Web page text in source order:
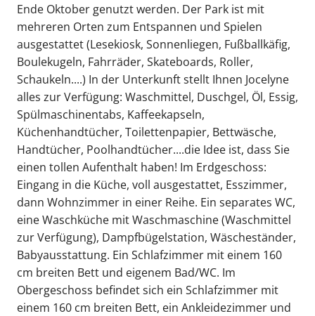
Ende Oktober genutzt werden. Der Park ist mit
mehreren Orten zum Entspannen und Spielen
ausgestattet (Lesekiosk, Sonnenliegen, Fußballkäfig,
Boulekugeln, Fahrräder, Skateboards, Roller,
Schaukeln....) In der Unterkunft stellt Ihnen Jocelyne
alles zur Verfügung: Waschmittel, Duschgel, Öl, Essig,
Spülmaschinentabs, Kaffeekapseln,
Küchenhandtücher, Toilettenpapier, Bettwäsche,
Handtücher, Poolhandtücher....die Idee ist, dass Sie
einen tollen Aufenthalt haben! Im Erdgeschoss:
Eingang in die Küche, voll ausgestattet, Esszimmer,
dann Wohnzimmer in einer Reihe. Ein separates WC,
eine Waschküche mit Waschmaschine (Waschmittel
zur Verfügung), Dampfbügelstation, Wäscheständer,
Babyausstattung. Ein Schlafzimmer mit einem 160
cm breiten Bett und eigenem Bad/WC. Im
Obergeschoss befindet sich ein Schlafzimmer mit
einem 160 cm breiten Bett, ein Ankleidezimmer und